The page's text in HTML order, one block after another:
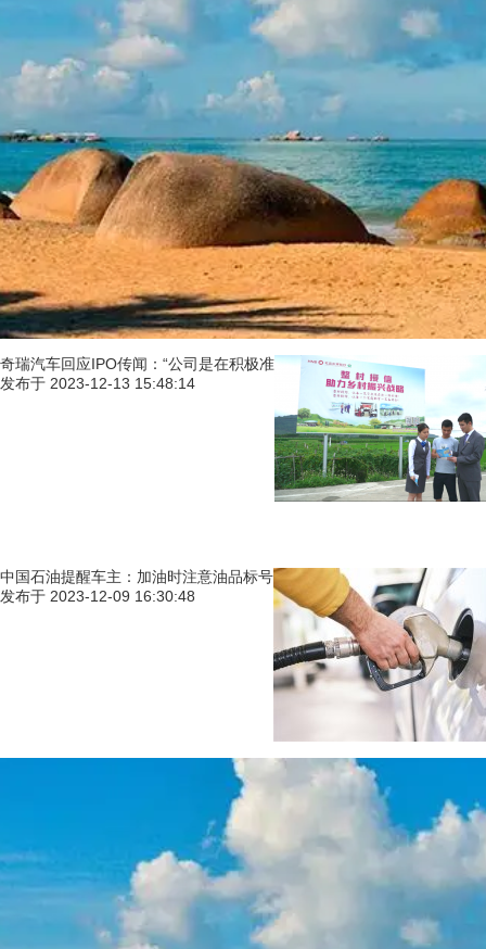
奇瑞汽车回应IPO传闻：“公司是在积极准
发布于 2023-12-13 15:48:14
中国石油提醒车主：加油时注意油品标号
发布于 2023-12-09 16:30:48